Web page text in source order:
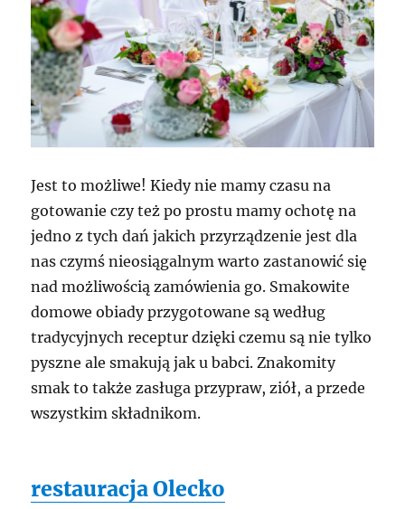
Jest to możliwe! Kiedy nie mamy czasu na
gotowanie czy też po prostu mamy ochotę na
jedno z tych dań jakich przyrządzenie jest dla
nas czymś nieosiągalnym warto zastanowić się
nad możliwością zamówienia go. Smakowite
domowe obiady przygotowane są według
tradycyjnych receptur dzięki czemu są nie tylko
pyszne ale smakują jak u babci. Znakomity
smak to także zasługa przypraw, ziół, a przede
wszystkim składnikom.
restauracja Olecko